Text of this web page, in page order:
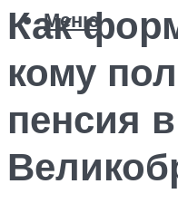
Меню
Как
кому
пенсия в